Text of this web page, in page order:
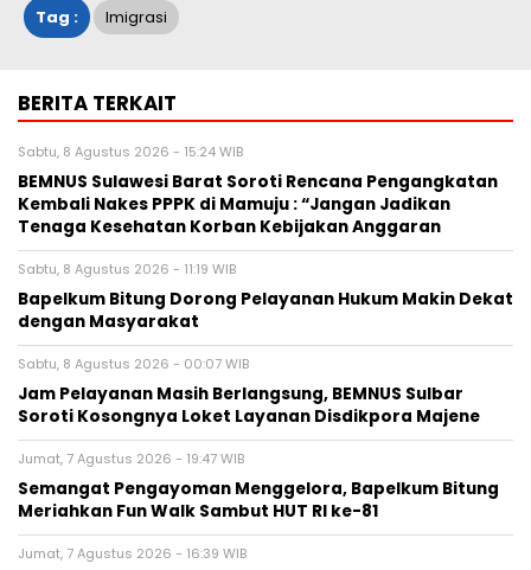
Tag : Imigrasi
BERITA TERKAIT
Sabtu, 8 Agustus 2026 - 15:24 WIB
BEMNUS Sulawesi Barat Soroti Rencana Pengangkatan
Kembali Nakes PPPK di Mamuju : “Jangan Jadikan
Tenaga Kesehatan Korban Kebijakan Anggaran
Sabtu, 8 Agustus 2026 - 11:19 WIB
Bapelkum Bitung Dorong Pelayanan Hukum Makin Dekat
dengan Masyarakat
Sabtu, 8 Agustus 2026 - 00:07 WIB
Jam Pelayanan Masih Berlangsung, BEMNUS Sulbar
Soroti Kosongnya Loket Layanan Disdikpora Majene
Jumat, 7 Agustus 2026 - 19:47 WIB
Semangat Pengayoman Menggelora, Bapelkum Bitung
Meriahkan Fun Walk Sambut HUT RI ke-81
Jumat, 7 Agustus 2026 - 16:39 WIB